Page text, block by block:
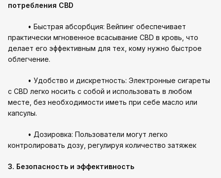
потребления CBD
• Быстрая абсорбция: Вейпинг обеспечивает
практически мгновенное всасывание CBD в кровь, что
делает его эффективным для тех, кому нужно быстрое
облегчение.
• Удобство и дискретность: Электронные сигареты
с CBD легко носить с собой и использовать в любом
месте, без необходимости иметь при себе масло или
капсулы.
• Дозировка: Пользователи могут легко
контролировать дозу, регулируя количество затяжек
3. Безопасность и эффективность